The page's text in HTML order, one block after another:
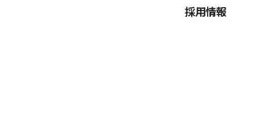
採用情報